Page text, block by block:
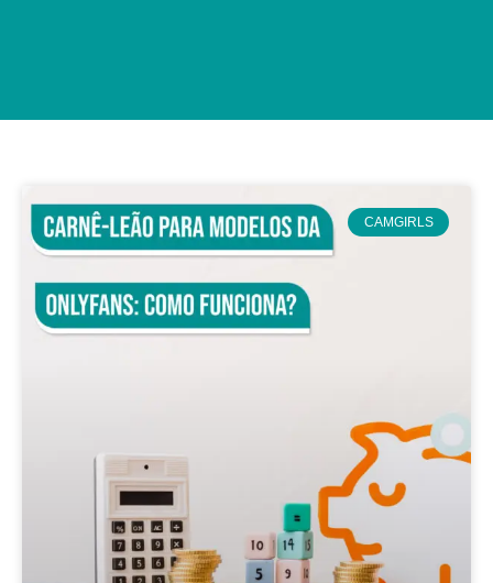
CAMGIRLS